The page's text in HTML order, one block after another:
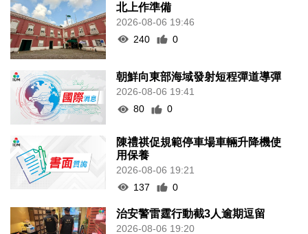
北上作準備
2026-08-06 19:46
240
0
朝鮮向東部海域發射短程彈道導彈
2026-08-06 19:41
80
0
陳禮祺促規範停車場車輛升降機使
用保養
2026-08-06 19:21
137
0
治安警雷霆行動截3人逾期逗留
2026-08-06 19:20